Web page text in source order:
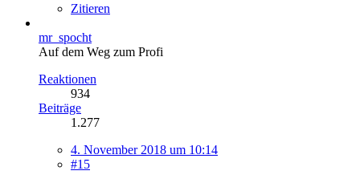
Zitieren
mr_spocht
Auf dem Weg zum Profi
Reaktionen
934
Beiträge
1.277
4. November 2018 um 10:14
#15